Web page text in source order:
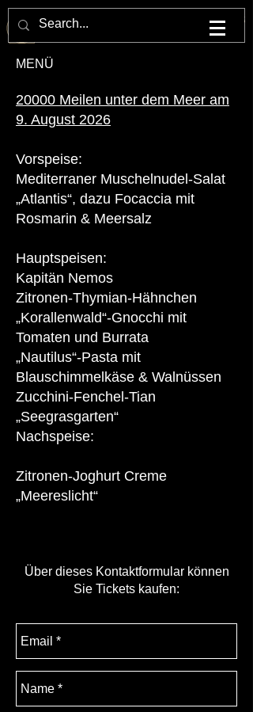
M U L T U M . I N . P A R V O . O P E R N H A U S
MENÜ
20000 Meilen unter dem Meer am
9. August 2026
Vorspeise:
Mediterraner Muschelnudel-Salat
„Atlantis“, dazu Focaccia mit
Rosmarin & Meersalz
Hauptspeisen:
Kapitän Nemos
Zitronen‑Thymian‑Hähnchen
„Korallenwald“-Gnocchi mit
Tomaten und Burrata
„Nautilus“-Pasta mit
Blauschimmelkäse & Walnüssen
Zucchini-Fenchel-Tian
„Seegrasgarten“
Nachspeise:
Zitronen-Joghurt Creme
„Meereslicht“
Über dieses Kontaktformular können
Sie Tickets kaufen: